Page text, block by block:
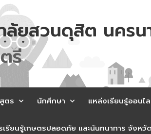
ลัยสวนดุสิต นครน
ตร
ตร นักศึกษา แหล่งเรียนรู้ออนไ
รียนรู้เกษตรปลอดภัย และนันทนาการ จังหวั